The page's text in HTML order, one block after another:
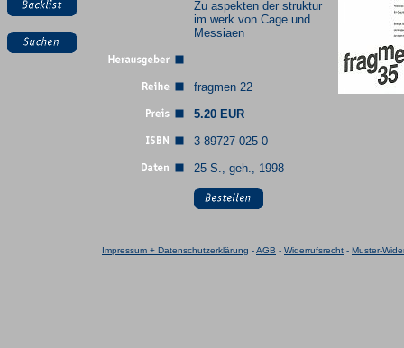
Zu aspekten der struktur
im werk von Cage und
Messiaen
fragmen 22
5.20 EUR
3-89727-025-0
25 S., geh., 1998
Impressum + Datenschutzerklärung -AGB - Widerrufsrecht - Muster-